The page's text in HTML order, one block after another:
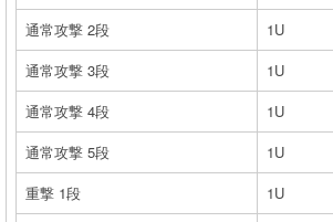
通常攻撃 2段
1U
通常攻撃 3段
1U
通常攻撃 4段
1U
通常攻撃 5段
1U
重撃 1段
1U